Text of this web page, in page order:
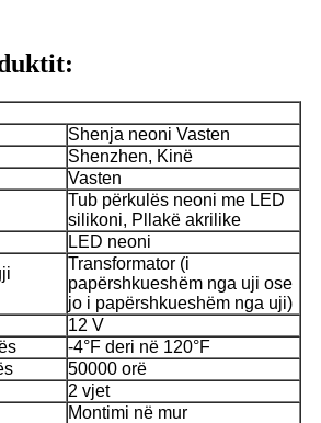
Shenja neoni Vasten
Shenzhen, Kinë
Vasten
Tub përkulës neoni me LED
silikoni, Pllakë akrilike
LED neoni
Transformator (i
papërshkueshëm nga uji ose
jo i papërshkueshëm nga uji)
12 V
-4°F deri në 120°F
50000 orë
2 vjet
Montimi në mur